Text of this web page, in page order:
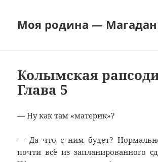
Моя родина — Магадан
Колымская
Глава 5
— Ну как там «материк»?
— Да что с ним будет?
почти всё из запланированного